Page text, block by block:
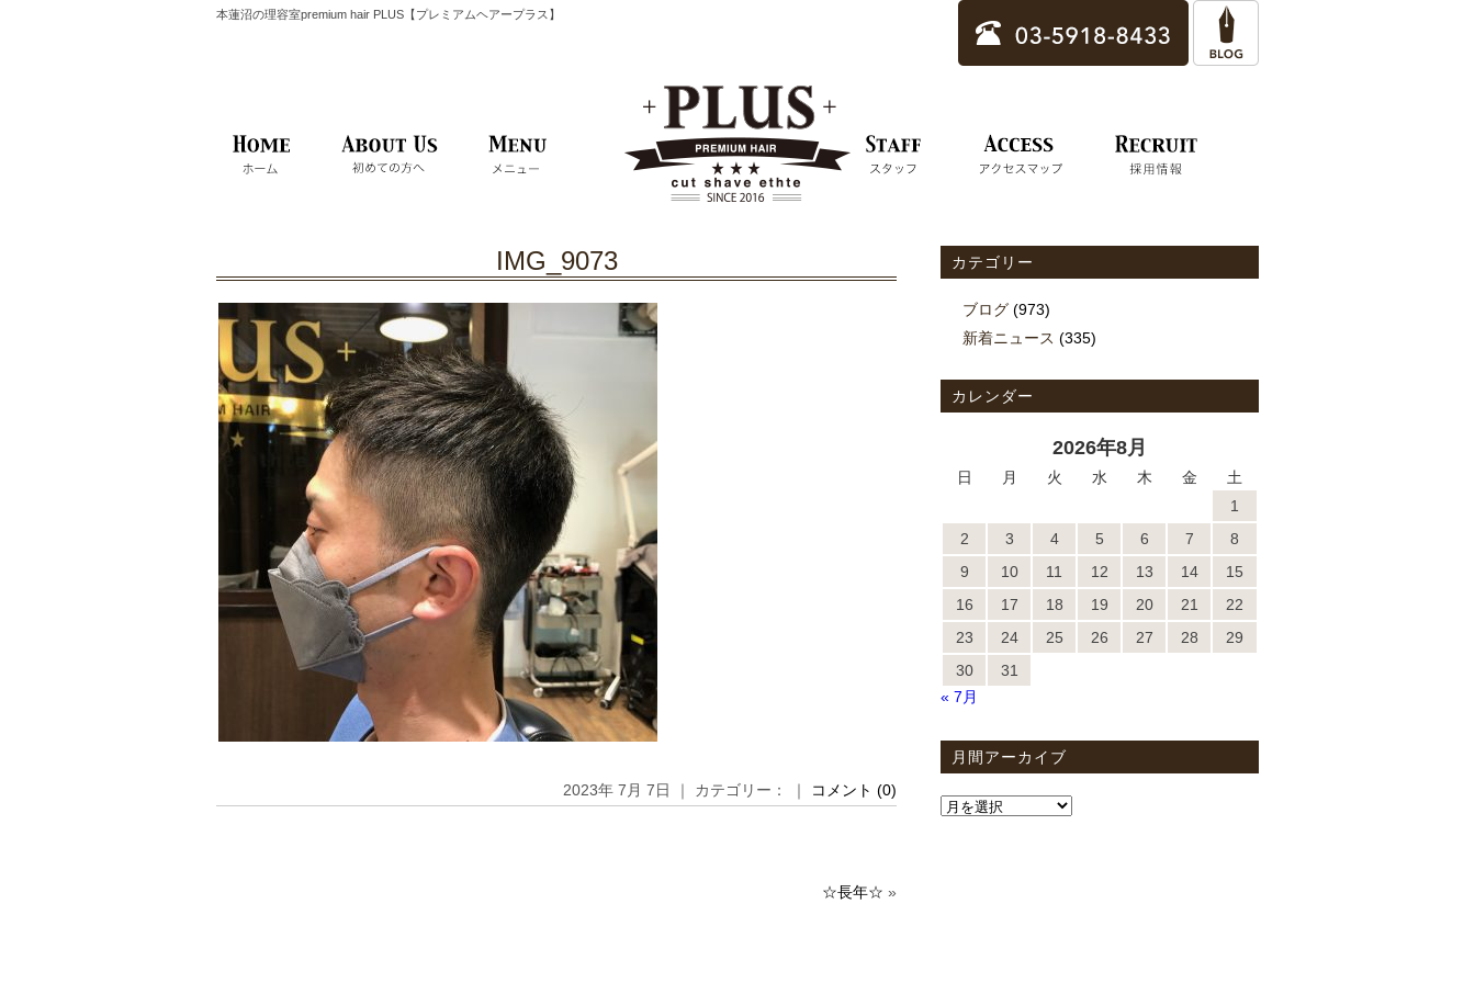
本蓮沼の理容室premium hair PLUS【プレミアムヘアープラス】
IMG_9073
2023年 7月 7日 ｜ カテゴリー： ｜ コメント (0)
☆長年☆ »
カテゴリー
ブログ (973)
新着ニュース (335)
カレンダー
2026年8月
日 月 火 水 木 金
土
1
2
3 4 5 6 7
8
9
10 11 12 13 14
15
16
17 18 19 20 21
22
23
24 25 26 27 28
29
30
31
« 7月
月間アーカイブ